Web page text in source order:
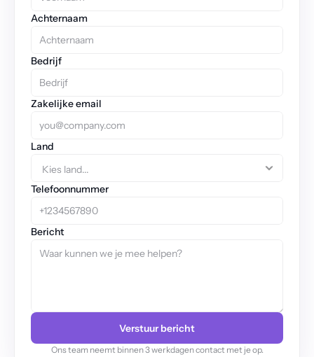
Achternaam
Bedrijf
Zakelijke email
Land
Telefoonnummer
Bericht
Verstuur bericht
Ons team neemt binnen 3 werkdagen contact met je op.